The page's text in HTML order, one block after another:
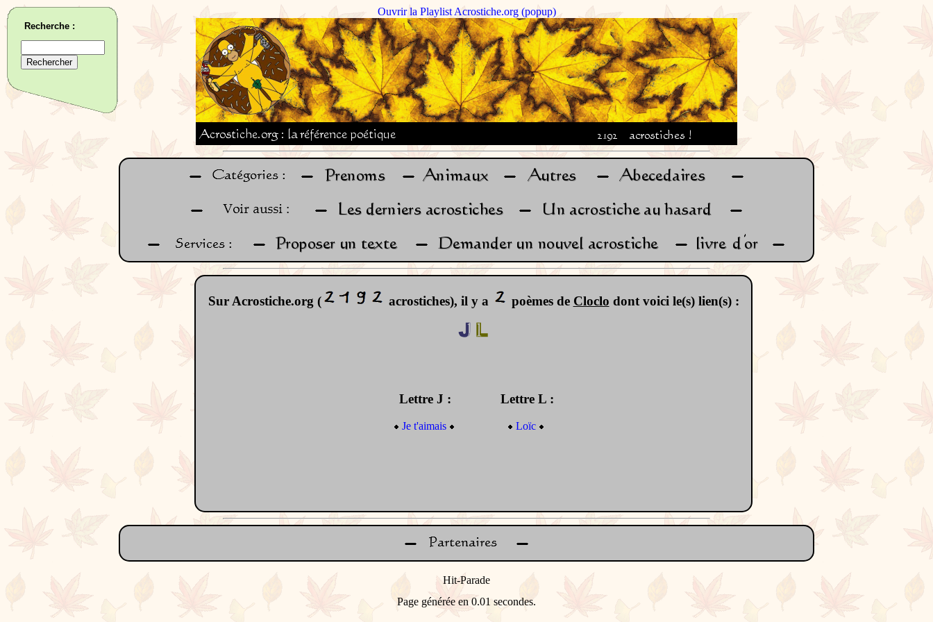
Ouvrir la Playlist Acrostiche.org (popup)
Sur Acrostiche.org ( acrostiches), il y a poèmes de Cloclo dont voici le(s) lien(s) :
Lettre J :
Je t'aimais
Lettre L :
Loïc
Recherche :
Page générée en 0.01 secondes.